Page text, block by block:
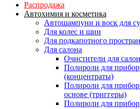
Распродажа
Автохимия и косметика
Автошампуни и воск для
Для колес и шин
Для подкапотного
Для салона
Очистители для
Полироли для
(концентраты)
Полироли для
основе (триггеры)
Полироли для